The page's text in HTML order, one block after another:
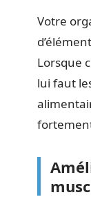
Votre
Lorsque
lui faut